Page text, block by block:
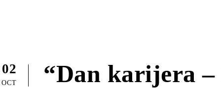
02
OCT “Dan karijera –